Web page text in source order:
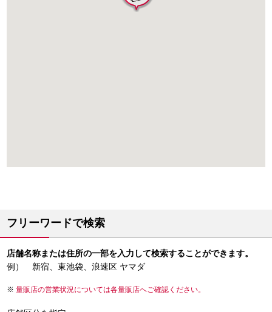
フリーワードで検索
店舗名称または住所の一部を入力して検索することができます。
例） 新宿、東池袋、浪速区 ヤマダ
量販店の営業状況については各量販店へご確認ください。